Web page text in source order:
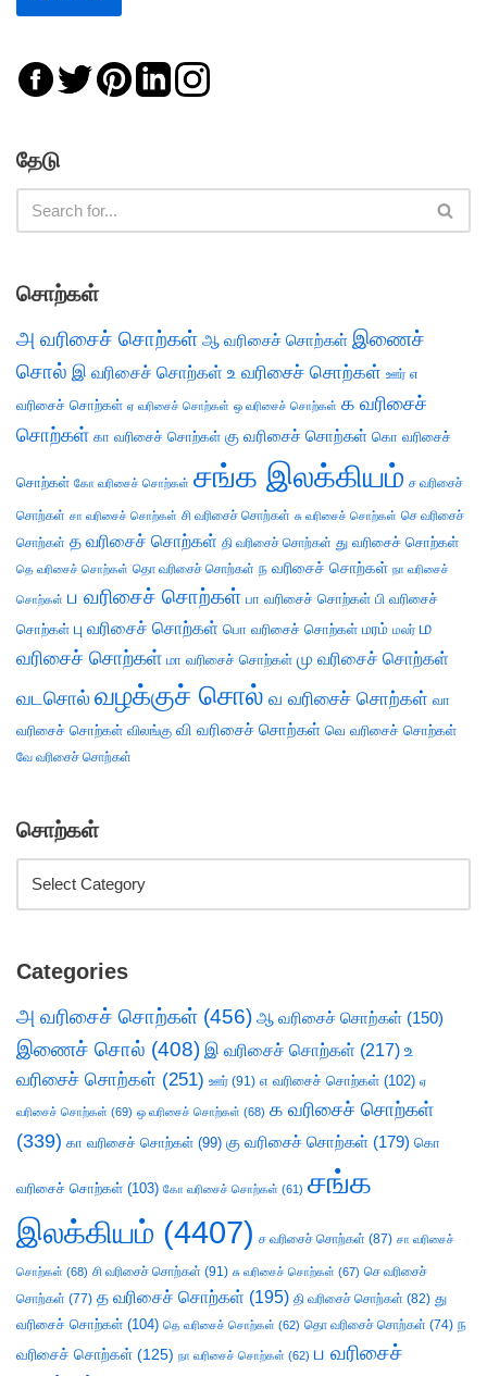
தேடு
சொற்கள்
அ வரிசைச் சொற்கள் ஆ வரிசைச் சொற்கள் இணைச்
சொல் இ வரிசைச் சொற்கள் உ வரிசைச் சொற்கள் ஊர் எ
வரிசைச் சொற்கள் ஏ வரிசைச் சொற்கள் ஒ வரிசைச் சொற்கள் க வரிசைச்
சொற்கள் கா வரிசைச் சொற்கள் கு வரிசைச் சொற்கள் கொ வரிசைச்
சொற்கள் கோ வரிசைச் சொற்கள் சங்க இலக்கியம் ச வரிசைச்
சொற்கள் சா வரிசைச் சொற்கள் சி வரிசைச் சொற்கள் சு வரிசைச் சொற்கள் செ வரிசைச்
சொற்கள் த வரிசைச் சொற்கள் தி வரிசைச் சொற்கள் து வரிசைச் சொற்கள்
தெ வரிசைச் சொற்கள் தொ வரிசைச் சொற்கள் ந வரிசைச் சொற்கள் நா வரிசைச்
சொற்கள் ப வரிசைச் சொற்கள் பா வரிசைச் சொற்கள் பி வரிசைச்
சொற்கள் பு வரிசைச் சொற்கள் பொ வரிசைச் சொற்கள் மரம் மலர் ம
வரிசைச் சொற்கள் மா வரிசைச் சொற்கள் மு வரிசைச் சொற்கள்
வடசொல் வழக்குச் சொல் வ வரிசைச் சொற்கள் வா
வரிசைச் சொற்கள் விலங்கு வி வரிசைச் சொற்கள் வெ வரிசைச் சொற்கள்
வே வரிசைச் சொற்கள்
சொற்கள்
Categories
அ வரிசைச் சொற்கள் (456) ஆ வரிசைச் சொற்கள் (150)
இணைச் சொல் (408) இ வரிசைச் சொற்கள் (217) உ
வரிசைச் சொற்கள் (251) ஊர் (91) எ வரிசைச் சொற்கள் (102) ஏ
வரிசைச் சொற்கள் (69) ஒ வரிசைச் சொற்கள் (68) க வரிசைச் சொற்கள்
(339) கா வரிசைச் சொற்கள் (99) கு வரிசைச் சொற்கள் (179) கொ
வரிசைச் சொற்கள் (103) கோ வரிசைச் சொற்கள் (61) சங்க
இலக்கியம் (4407) ச வரிசைச் சொற்கள் (87) சா வரிசைச்
சொற்கள் (68) சி வரிசைச் சொற்கள் (91) சு வரிசைச் சொற்கள் (67) செ வரிசைச்
சொற்கள் (77) த வரிசைச் சொற்கள் (195) தி வரிசைச் சொற்கள் (82) து
வரிசைச் சொற்கள் (104) தெ வரிசைச் சொற்கள் (62) தொ வரிசைச் சொற்கள் (74) ந
வரிசைச் சொற்கள் (125) நா வரிசைச் சொற்கள் (62) ப வரிசைச்